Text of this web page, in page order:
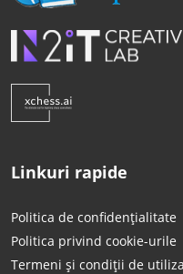
Linkuri rapide
Politica de confidențialitate
Politica privind cookie-urile
Termeni și condiții de